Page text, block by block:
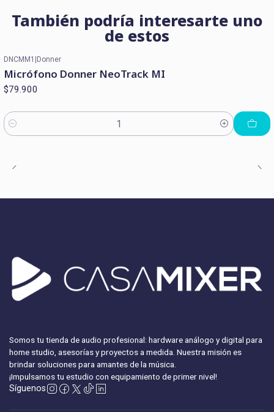
También podría interesarte uno
de estos
DNCMM1 Donner
Micrófono Donner NeoTrack MI
$79.900
Cantidad
Somos tu tienda de audio profesional: hardware análogo y digital para
home studio, asesorías y proyectos a medida. Nuestra misión es
brindar soluciones para amantes de la música.
¡Impulsamos tu estudio con equipamiento de primer nivel!
Síguenos